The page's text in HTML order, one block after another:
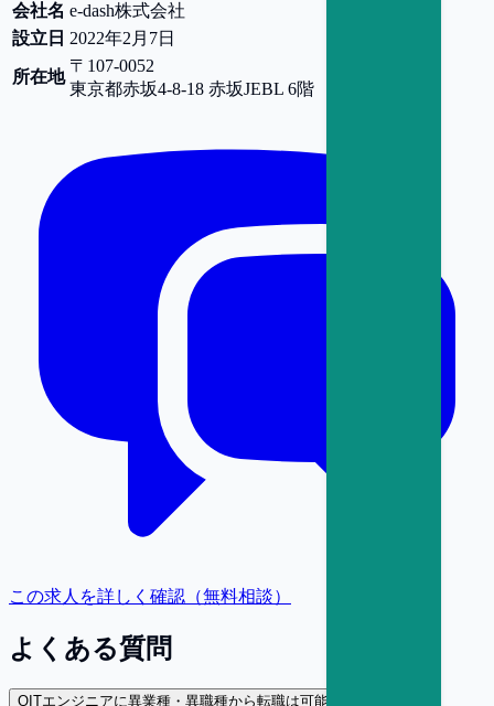
会社名 e-dash株式会社
設立日 2022年2月7日
所在地
〒107-0052
東京都赤坂4-8-18 赤坂JEBL 6階
この求人を詳しく確認（無料相談）
よくある質問
Q ITエンジニアに異業種・異職種から転職は可能ですか？